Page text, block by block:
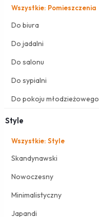
Wszystkie: Pomieszczenia
Do biura
Do jadalni
Do salonu
Do sypialni
Do pokoju młodzieżowego
Style
Wszystkie: Style
Skandynawski
Nowoczesny
Minimalistyczny
Japandi